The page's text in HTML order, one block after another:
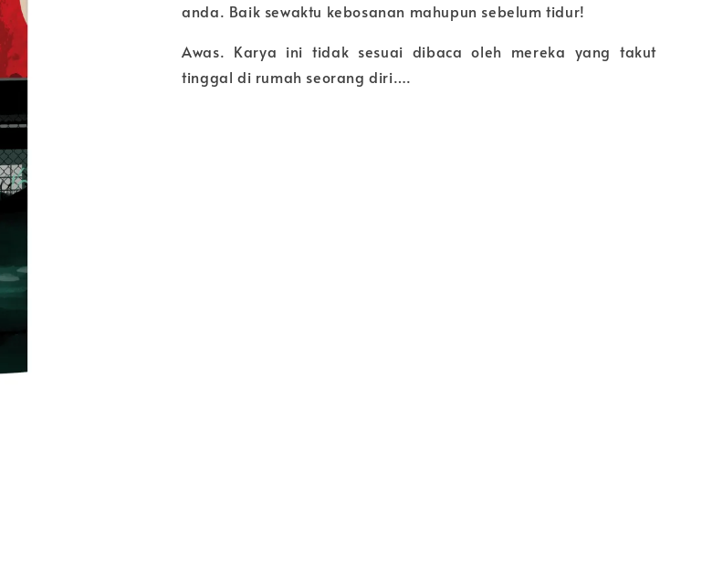
anda. Baik sewaktu kebosanan mahupun sebelum tidur!
Awas. Karya ini tidak sesuai dibaca oleh mereka yang takut
tinggal di rumah seorang diri….